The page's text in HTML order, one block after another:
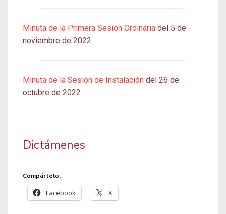
Minuta de la Primera Sesión Ordinaria del 5 de
noviembre de 2022
Minuta de la Sesión de Instalación del 26 de
octubre de 2022
Dictámenes
Compártelo:
Facebook X